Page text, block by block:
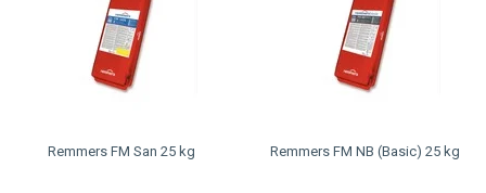
Remmers FM San 25 kg Remmers FM NB (Basic) 25 kg